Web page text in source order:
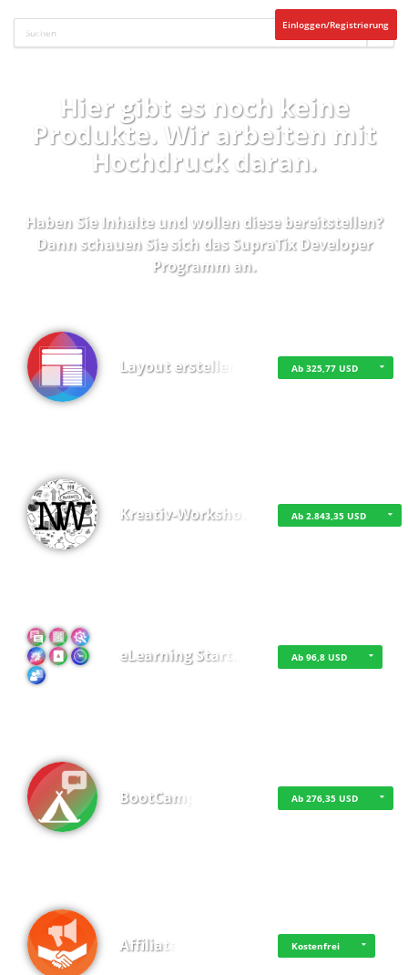
Einloggen/Registrierung
Hier gibt es noch keine
Produkte. Wir arbeiten mit
Hochdruck daran.
Haben Sie Inhalte und wollen diese bereitstellen?
Dann schauen Sie sich das SupraTix Developer
Programman.
Layout erstellen Ab 325,77 USD
Kreativ-Worksho… Ab 2.843,35 USD
eLearning Start… Ab 96,8 USD
BootCamp Ab 276,35 USD
Affiliate Kostenfrei